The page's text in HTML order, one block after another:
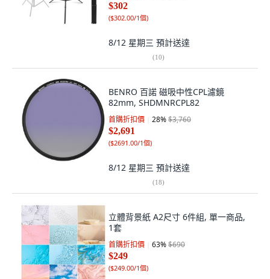
$302
($302.00/1個)
8/12 星期三 預計送達
(10)
BENRO 百諾 磁吸中性CPL濾鏡
82mm, SHDMNRCPL82
首購折扣價 28%$3,760
$2,691
($2691.00/1個)
8/12 星期三 預計送達
(18)
立體背景紙 A2尺寸 6件組, 單一商品,
1套
首購折扣價 63%$690
$249
($249.00/1個)